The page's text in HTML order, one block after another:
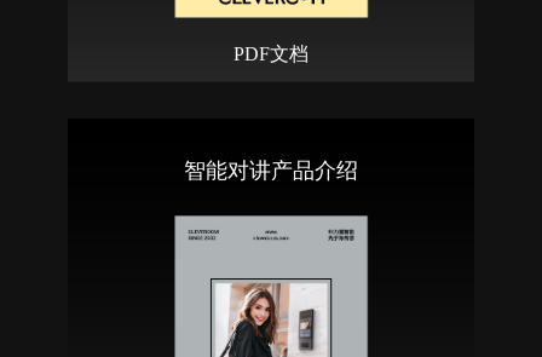
PDF文档
智能对讲产品介绍